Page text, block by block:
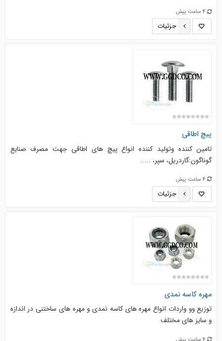
4 ساعت پیش
جزئیات
پیچ اطاقی
تامین کننده وتولید کننده انواع پیچ های اطاقی جهت مصرف صنایع
گوناگون:گاردریل، سپر، .....
4 ساعت پیش
جزئیات
مهره کاسه نمدی
توزیع وو واردات انواع مهره های کاسه نمدی و مهره های ساختنی در اندازه
و سایز های مختلف